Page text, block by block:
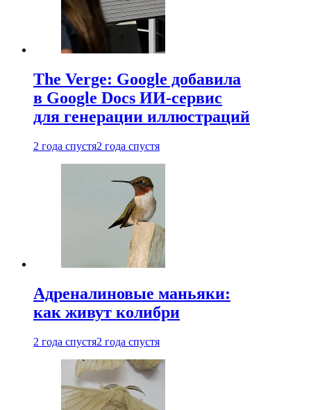
The Verge: Google добавила
в Google Docs ИИ-сервис
для генерации иллюстраций
2 года спустя2 года спустя
Адреналиновые маньяки:
как живут колибри
2 года спустя2 года спустя